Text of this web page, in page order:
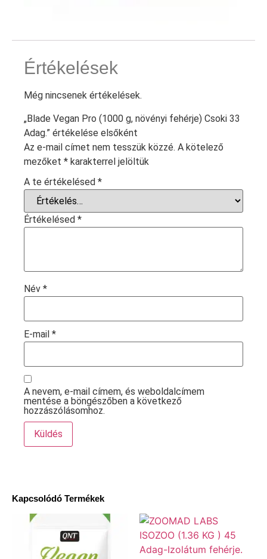
Kapcsolódó Termékek
Értékelések
Még nincsenek értékelések.
„Blade Vegan Pro (1000 g, növényi fehérje) Csoki 33
Adag.” értékelése elsőként
Az e-mail címet nem tesszük közzé. A kötelező
mezőket * karakterrel jelöltük
A te értékelésed *
Értékelésed *
Név *
E-mail *
A nevem, e-mail címem, és weboldalcímem
mentése a böngészőben a következő
hozzászólásomhoz.